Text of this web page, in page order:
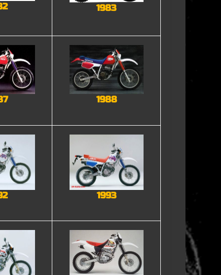
1983
1988
1993